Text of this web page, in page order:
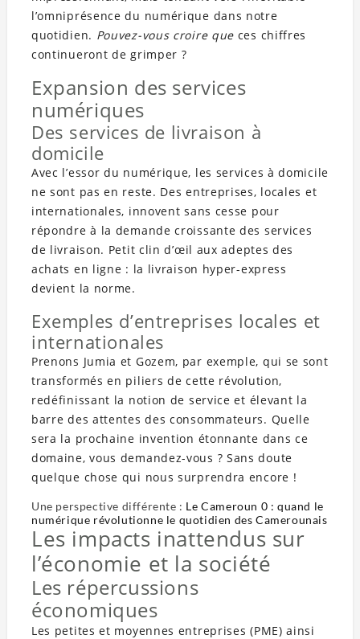
l’omniprésence du numérique dans notre
quotidien. Pouvez-vous croire que ces chiffres
continueront de grimper ?
Expansion des services
numériques
Des services de livraison à
domicile
Avec l’essor du numérique, les services à domicile
ne sont pas en reste. Des entreprises, locales et
internationales, innovent sans cesse pour
répondre à la demande croissante des services
de livraison. Petit clin d’œil aux adeptes des
achats en ligne : la livraison hyper-express
devient la norme.
Exemples d’entreprises locales et
internationales
Prenons Jumia et Gozem, par exemple, qui se sont
transformés en piliers de cette révolution,
redéfinissant la notion de service et élevant la
barre des attentes des consommateurs. Quelle
sera la prochaine invention étonnante dans ce
domaine, vous demandez-vous ? Sans doute
quelque chose qui nous surprendra encore !
Une perspective différente : Le Cameroun 0 : quand le
numérique révolutionne le quotidien des Camerounais
Les impacts inattendus sur
l’économie et la société
Les répercussions
économiques
Les petites et moyennes entreprises (PME) ainsi